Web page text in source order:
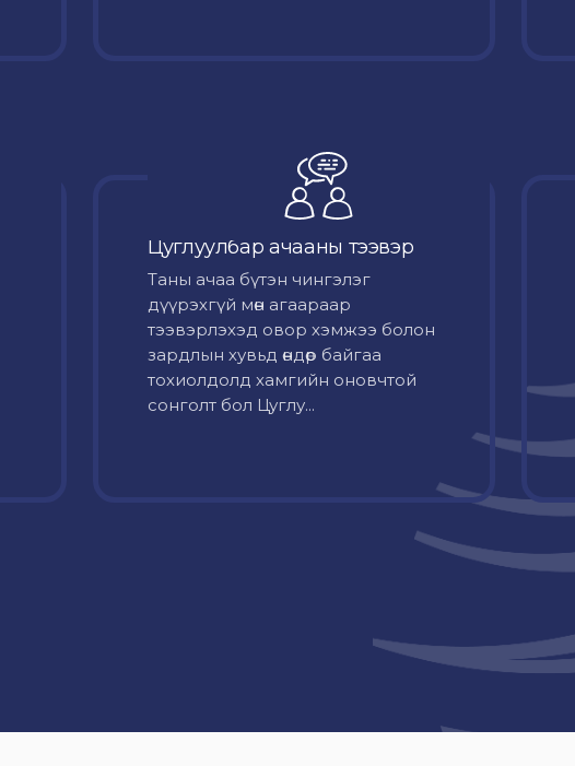
Цуглуулбар ачааны тээвэр
Таны ачаа бүтэн чингэлэг
дүүрэхгүй мөн агаараар
тээвэрлэхэд овор хэмжээ болон
зардлын хувьд өндөр байгаа
тохиолдолд хамгийн оновчтой
сонголт бол Цуглу...